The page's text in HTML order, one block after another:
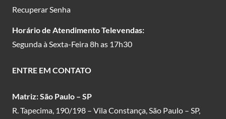
Recuperar Senha
Horário de Atendimento Televendas:
Segunda à Sexta-Feira 8h as 17h30
ENTRE EM CONTATO
Matriz: São Paulo – SP
R. Tapecima, 190/198 – Vila Constança, São Paulo – SP,